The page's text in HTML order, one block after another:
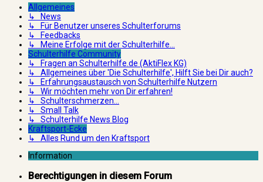
Allgemeines
↳ News
↳ Für Benutzer unseres Schulterforums
↳ Feedbacks
↳ Meine Erfolge mit der Schulterhilfe...
Schulterhilfe Community
↳ Fragen an Schulterhilfe.de (AktiFlex KG)
↳ Allgemeines über 'Die Schulterhilfe', Hilft Sie bei Dir auch?
↳ Erfahrungsaustausch von Schulterhilfe Nutzern
↳ Wir möchten mehr von Dir erfahren!
↳ Schulterschmerzen...
↳ Small Talk
↳ Schulterhilfe News Blog
Kraftsport-Ecke
↳ Alles Rund um den Kraftsport
Information
Berechtigungen in diesem Forum